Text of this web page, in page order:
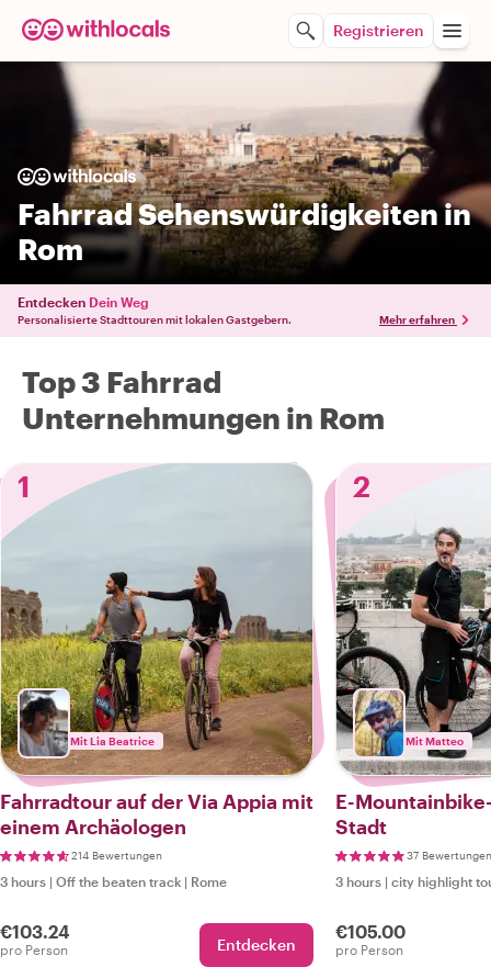
Registrieren
Fahrrad Sehenswürdigkeiten in
Rom
Entdecken Dein Weg
Personalisierte Stadttouren mit lokalen Gastgebern. Mehr erfahren
Top 3 Fahrrad
Unternehmungen in Rom
1
Mit Lia Beatrice
Fahrradtour auf der Via Appia mit
einem Archäologen
214 Bewertungen
3 hours | Off the beaten track | Rome
€103.24
pro Person Entdecken
2
Mit Matteo
E-
Stadt
37 Bewertungen
3 hours | city highlight
€105.00
pro Person